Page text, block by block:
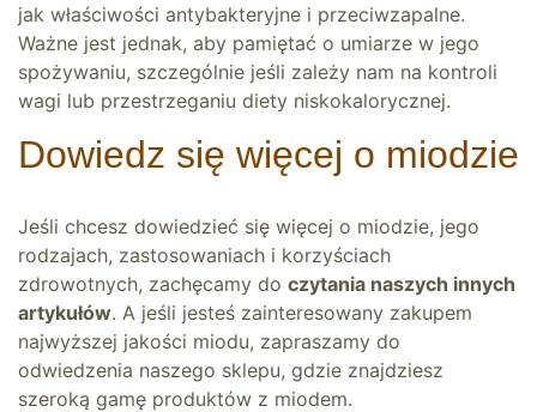
jak właściwości antybakteryjne i przeciwzapalne.
Ważne jest jednak, aby pamiętać o umiarze w jego
spożywaniu, szczególnie jeśli zależy nam na kontroli
wagi lub przestrzeganiu diety niskokalorycznej.
Dowiedz się więcej o miodzie
Jeśli chcesz dowiedzieć się więcej o miodzie, jego
rodzajach, zastosowaniach i korzyściach
zdrowotnych, zachęcamy do czytania naszych innych
artykułów. A jeśli jesteś zainteresowany zakupem
najwyższej jakości miodu, zapraszamy do
odwiedzenia naszego sklepu, gdzie znajdziesz
szeroką gamę produktów z miodem.